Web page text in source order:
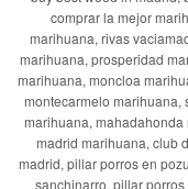
comprar la mejor
marihuana, rivas
marihuana, prosperidad
marihuana, moncloa
montecarmelo marihuana,
marihuana,
madrid marihuana, club
madrid, pillar porros en
sanchinarro, pillar